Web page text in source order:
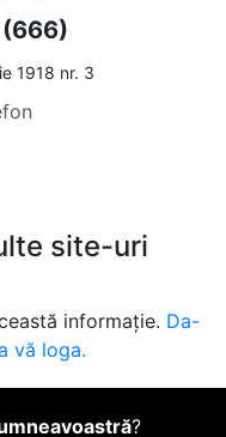
(666)
1918 nr. 3
site-uri
informație. Da-
vă loga.
?